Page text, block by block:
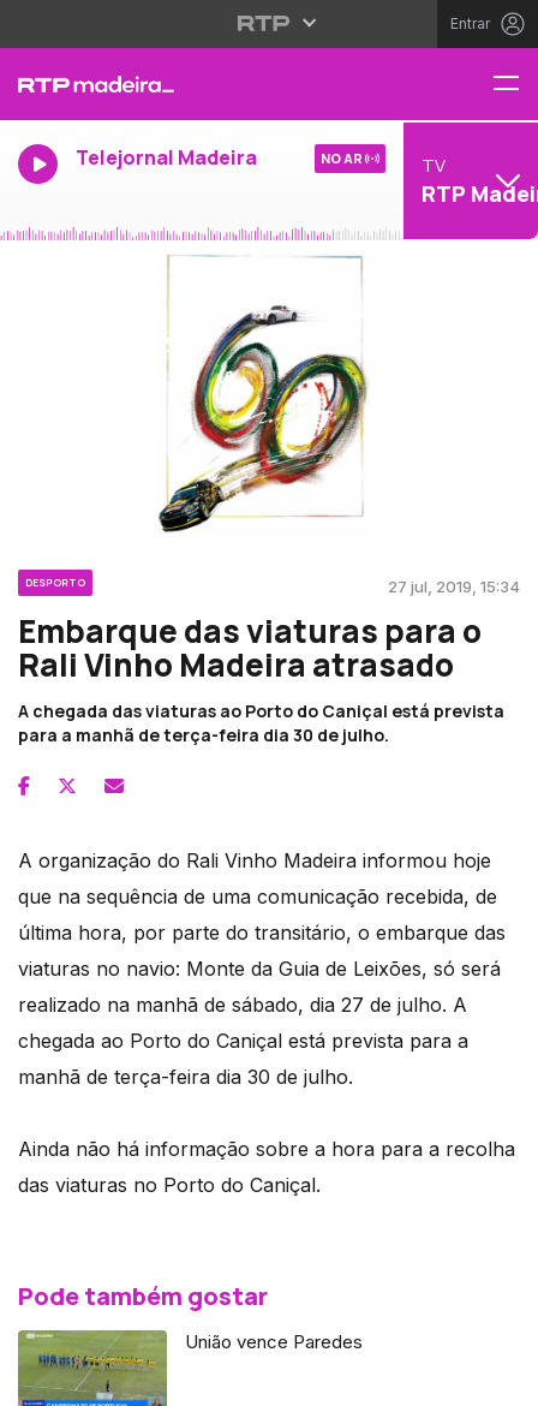
Entrar
Telejornal Madeira NO AR TV
RTP
DESPORTO 27 jul, 2019, 15:34
Embarque das viaturas para o
Rali Vinho Madeira atrasado
A chegada das viaturas ao Porto do Caniçal está prevista
para a manhã de terça-feira dia 30 de julho.
A organização do Rali Vinho Madeira informou hoje
que na sequência de uma comunicação recebida, de
última hora, por parte do transitário, o embarque das
viaturas no navio: Monte da Guia de Leixões, só será
realizado na manhã de sábado, dia 27 de julho. A
chegada ao Porto do Caniçal está prevista para a
manhã de terça-feira dia 30 de julho.
Ainda não há informação sobre a hora para a recolha
das viaturas no Porto do Caniçal.
Pode também gostar
União vence Paredes